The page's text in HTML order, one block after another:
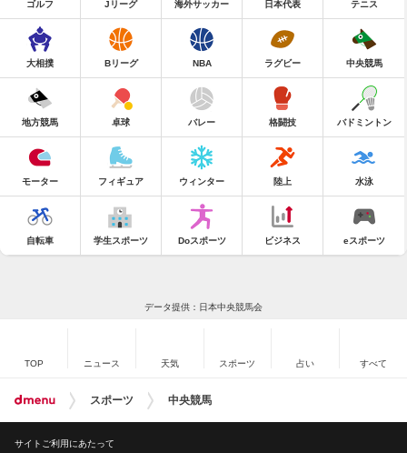
ゴルフ Jリーグ 海外サッカー 日本代表 テニス
大相撲 Bリーグ NBA ラグビー 中央競馬
地方競馬 卓球 バレー 格闘技 バドミントン
モーター フィギュア ウィンター 陸上 水泳
自転車 学生スポーツ Doスポーツ ビジネス eスポーツ
データ提供：日本中央競馬会
TOP ニュース 天気 スポーツ 占い すべて
スポーツ 中央競馬
サイトご利用にあたって